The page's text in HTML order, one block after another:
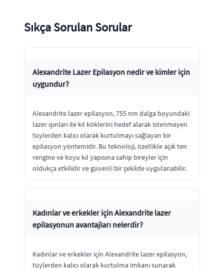
Sıkça Sorulan Sorular
Alexandrite Lazer Epilasyon nedir ve kimler için
uygundur?
Alexandrite lazer epilasyon, 755 nm dalga boyundaki
lazer ışınları ile kıl köklerini hedef alarak istenmeyen
tüylerden kalıcı olarak kurtulmayı sağlayan bir
epilasyon yöntemidir. Bu teknoloji, özellikle açık ten
rengine ve koyu kıl yapısına sahip bireyler için
oldukça etkilidir ve güvenli bir şekilde uygulanabilir.
Kadınlar ve erkekler için Alexandrite lazer
epilasyonun avantajları nelerdir?
Kadınlar ve erkekler için Alexandrite lazer epilasyon,
tüylerden kalıcı olarak kurtulma imkanı sunarak